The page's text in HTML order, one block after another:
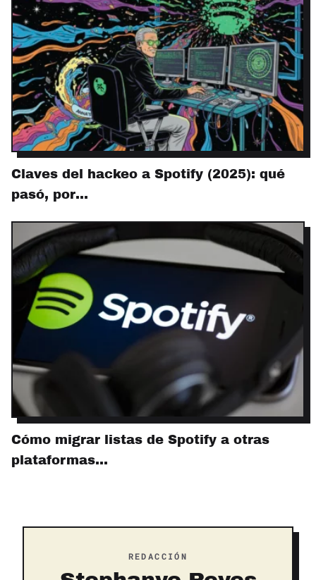
Claves del hackeo a Spotify (2025): qué
pasó, por…
Cómo migrar listas de Spotify a otras
plataformas…
REDACCIÓN